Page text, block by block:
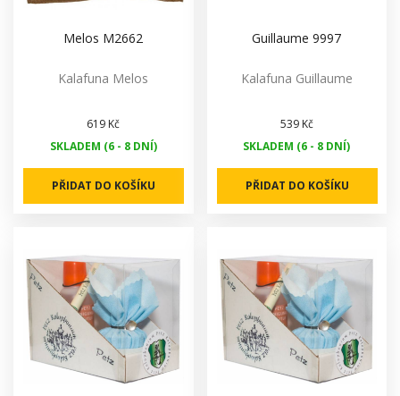
Melos M2662
Kalafuna Melos
619 Kč
SKLADEM (6 - 8 DNÍ)
PŘIDAT DO KOŠÍKU
Guillaume 9997
Kalafuna Guillaume
539 Kč
SKLADEM (6 - 8 DNÍ)
PŘIDAT DO KOŠÍKU